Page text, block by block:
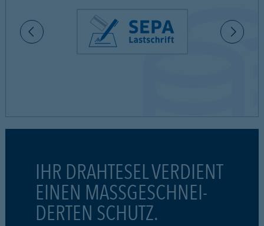
IHR DRAHTESEL VERDIENT
EINEN MASSGESCHNEI-
DERTEN SCHUTZ.